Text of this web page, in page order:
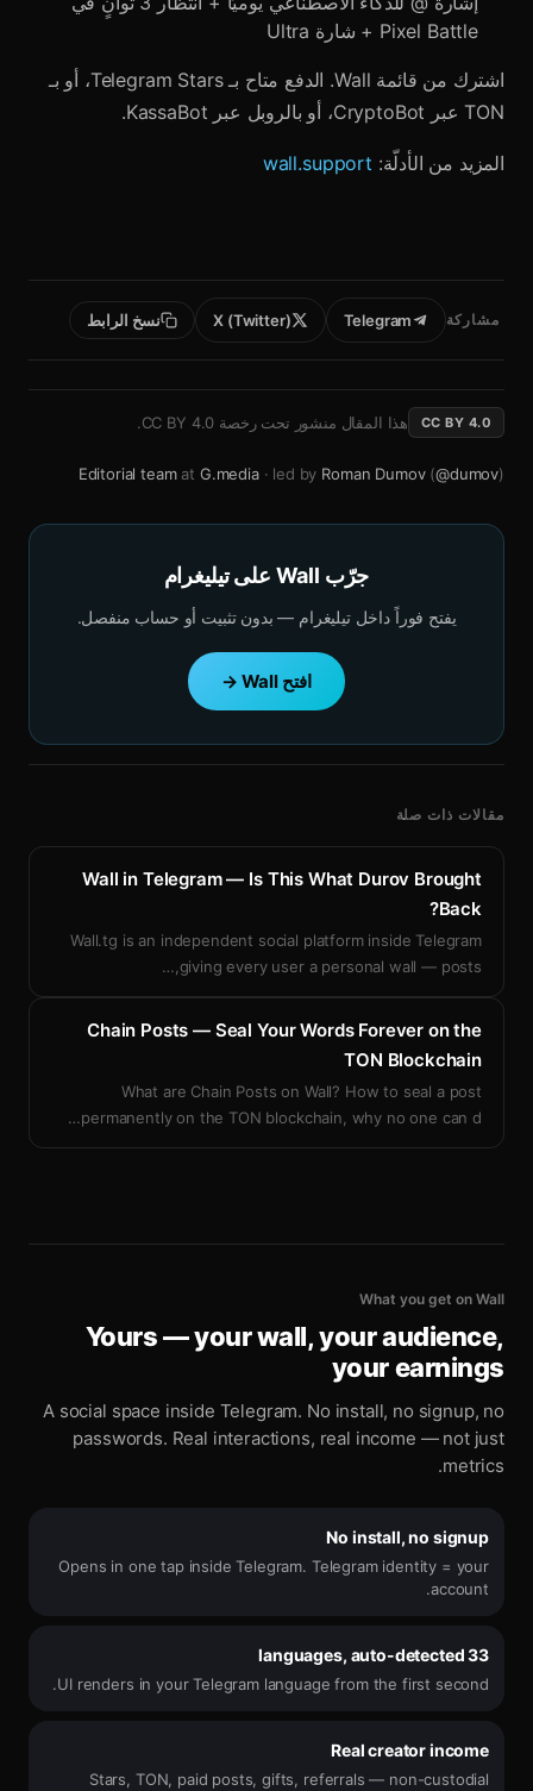
Pixel Battle + شارة Ultra
اشترك من قائمة Wall. الدفع متاح بـ Telegram Stars، أو بـ
TON عبر CryptoBot، أو بالروبل عبر KassaBot.
المزيد من الأدلّة: wall.support
مشاركة Telegram
X (Twitter) نسخ الرابط
CC BY 4.0 هذا المقال منشور تحت رخصة CC BY 4.0
.
Editorial teamat G.media· led by Roman Dumov (@dumov)
جرّب Wall على تيليغرام
يفتح فوراً داخل تيليغرام — بدون تثبيت أو حساب منفصل.
افتح Wall →
مقالات ذات صلة
Wall in Telegram — Is This What Durov Brought
Back?
Wall.tg is an independent social platform inside Telegram
giving every user a personal wall — posts,
…
Chain Posts — Seal Your Words Forever on the
TON Blockchain
What are Chain Posts on Wall? How to seal a post
permanently on the TON blockchain, why no one can d
…
What you get on Wall
Yours — your wall, your audience,
your earnings
A social space inside Telegram. No install, no signup, no
passwords. Real interactions, real income — not just
metrics.
No install, no signup
Opens in one tap inside Telegram. Telegram identity = your
account.
33 languages, auto-detected
UI renders in your Telegram language from the first second.
Real creator income
Stars, TON, paid posts, gifts, referrals — non-custodial